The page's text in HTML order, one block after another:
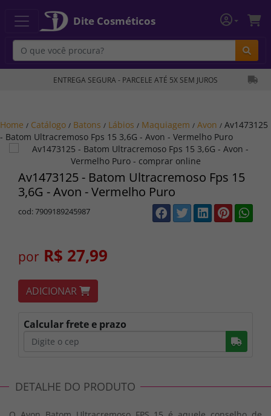
Dite Cosméticos
ENTREGA SEGURA - PARCELE ATÉ 5X SEM JUROS
Home / Catálogo / Batons / Lábios / Maquiagem / Avon / Av1473125
- Batom Ultracremoso Fps 15 3,6G - Avon - Vermelho Puro
Av1473125 - Batom Ultracremoso Fps 15
3,6G - Avon - Vermelho Puro
cod: 7909189245987
por R$ 27,99
ADICIONAR
Calcular frete e prazo
DETALHE DO PRODUTO